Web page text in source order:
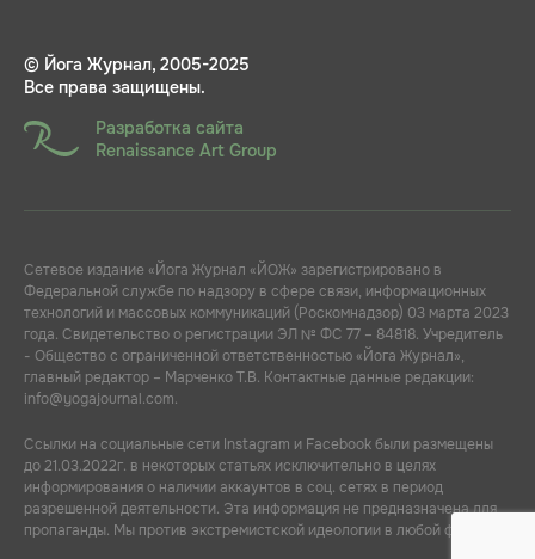
© Йога Журнал, 2005-2025
Все права защищены.
Разработка сайта
Renaissance Art Group
Сетевое издание «Йога Журнал «ЙОЖ» зарегистрировано в
Федеральной службе по надзору в сфере связи, информационных
технологий и массовых коммуникаций (Роскомнадзор) 03 марта 2023
года. Свидетельство о регистрации ЭЛ № ФС 77 – 84818. Учредитель
- Общество с ограниченной ответственностью «Йога Журнал»,
главный редактор – Марченко Т.В. Контактные данные редакции:
info@yogajournal.com.
Ссылки на социальные сети Instagram и Facebook были размещены
до 21.03.2022г. в некоторых статьях исключительно в целях
информирования о наличии аккаунтов в соц. сетях в период
разрешенной деятельности. Эта информация не предназначена для
пропаганды. Мы против экстремистской идеологии в любой форме.